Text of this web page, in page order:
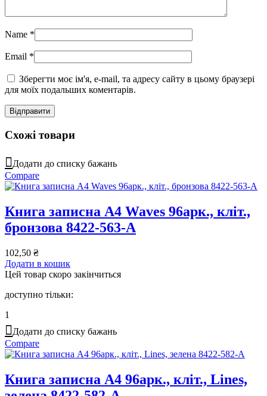
Name *
Email *
Зберегти моє ім'я, e-mail, та адресу сайту в цьому браузері
для моїх подальших коментарів.
Схожі товари
Додати до списку бажань
Compare
Книга записна А4 Waves 96арк., кліт.,
бронзова 8422-563-A
102,50 ₴
Додати в кошик
Цей товар скоро закінчиться
доступно тільки:
1
Додати до списку бажань
Compare
Книга записна А4 96арк., кліт., Lines,